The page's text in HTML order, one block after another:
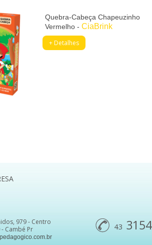
Quebra-Cabeça Chapeuzinho
Vermelho - CiaBrink
+ Detalhes
979 - Centro
- Cambé Pr
43